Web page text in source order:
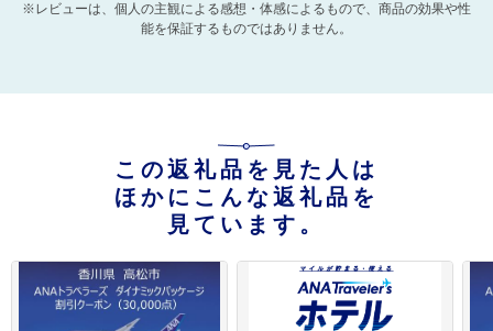
※レビューは、個人の主観による感想・体感によるもので、商品の効果や性
能を保証するものではありません。
この返礼品を見た人は
ほかにこんな返礼品を
見ています。